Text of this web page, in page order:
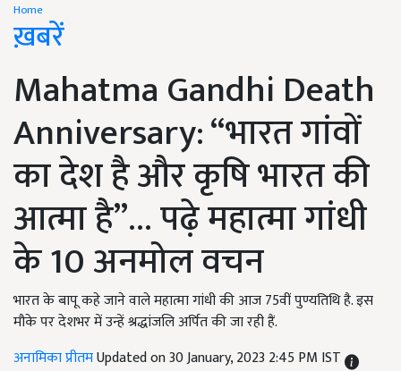
Home
ख़बरें
Mahatma Gandhi Death
Anniversary: “भारत गांवों
का देश है और कृषि भारत की
आत्मा है”… पढ़े महात्मा गांधी
के 10 अनमोल वचन
भारत के बापू कहे जाने वाले महात्मा गांधी की आज 75वीं पुण्यतिथि है. इस
मौके पर देशभर में उन्हें श्रद्धांजलि अर्पित की जा रही हैं.
अनामिका प्रीतमUpdated on 30 January, 2023 2:45 PM IST